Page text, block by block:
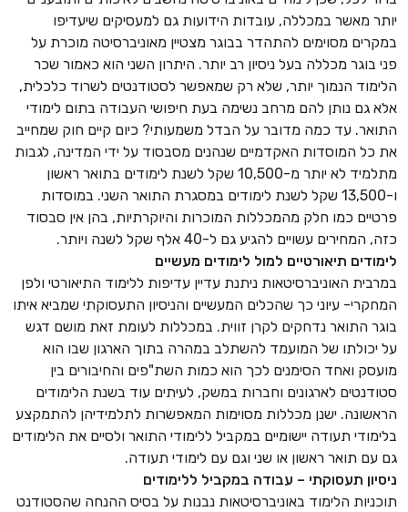
יותר מאשר במכללה, עובדות הידועות גם למעסיקים שיעדיפו
במקרים מסוימים להתהדר בבוגר מצטיין מאוניברסיטה מוכרת על
פני בוגר מכללה בעל ניסיון רב יותר. היתרון השני הוא כאמור שכר
הלימוד הנמוך יותר, שלא רק שמאפשר לסטודנטים לשרוד כלכלית,
אלא גם נותן להם מרחב נשימה בעת חיפושי העבודה בתום לימודי
התואר. עד כמה מדובר על הבדל משמעותי? כיום קיים חוק שמחייב
את כל המוסדות האקדמיים שנהנים מסבסוד על ידי המדינה, לגבות
מתלמיד לא יותר מ-10,500 שקל לשנת לימודים בתואר ראשון
ו-13,500 שקל לשנת לימודים במסגרת התואר השני. במוסדות
פרטיים כמו חלק מהמכללות המוכרות והיוקרתיות, בהן אין סבסוד
כזה, המחירים עשויים להגיע גם ל-40 אלף שקל לשנה ויותר.
לימודים תיאורטיים למול לימודים מעשיים
במרבית האוניברסיטאות ניתנת עדיין עדיפות ללימוד התיאורטי ולפן
המחקרי- עיוני כך שהכלים המעשיים והניסיון התעסוקתי שמביא איתו
בוגר התואר נדחקים לקרן זווית. במכללות לעומת זאת מושם דגש
על יכולתו של המועמד להשתלב במהרה בתוך הארגון שבו הוא
מועסק ואחד הסימנים לכך הוא כמות השת"פים והחיבורים בין
סטודנטים לארגונים וחברות במשק, לעיתים עוד בשנת הלימודים
הראשונה. ישנן מכללות מסוימות המאפשרות לתלמידיהן להתמקצע
בלימודי תעודה יישומיים במקביל ללימודי התואר ולסיים את הלימודים
גם עם תואר ראשון או שני וגם עם לימודי תעודה.
ניסיון תעסוקתי – עבודה במקביל ללימודים
תוכניות הלימוד באוניברסיטאות נבנות על בסיס ההנחה שהסטודנט